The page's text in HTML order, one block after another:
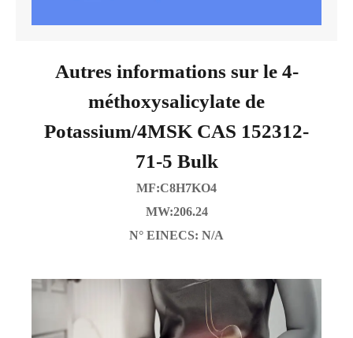
Autres informations sur le 4-
méthoxysalicylate de
Potassium/4MSK CAS 152312-
71-5 Bulk
MF:C8H7KO4
MW:206.24
N° EINECS: N/A